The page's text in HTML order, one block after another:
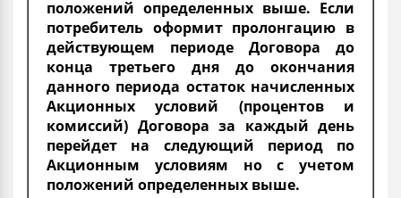
положений определенных выше. Если
потребитель оформит пролонгацию в
действующем периоде Договора до
конца третьего дня до окончания
данного периода остаток начисленных
Акционных условий (процентов и
комиссий) Договора за каждый день
перейдет на следующий период по
Акционным условиям но с учетом
положений определенных выше.